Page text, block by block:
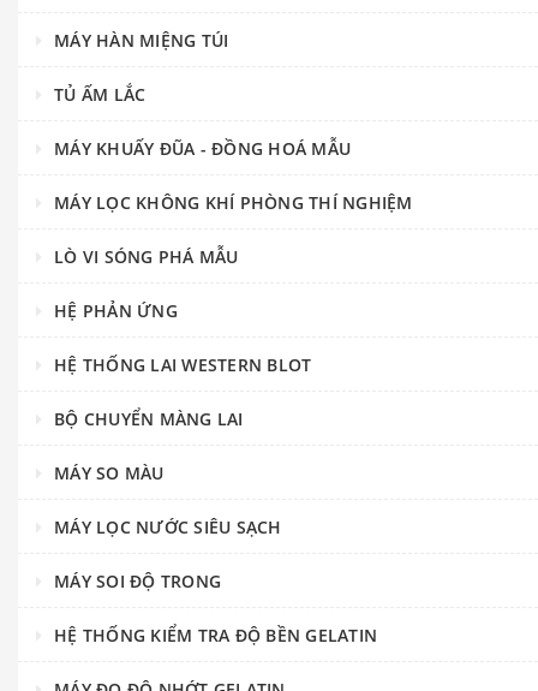
MÁY HÀN MIỆNG TÚI
TỦ ẤM LẮC
MÁY KHUẤY ĐŨA - ĐỒNG HOÁ MẪU
MÁY LỌC KHÔNG KHÍ PHÒNG THÍ NGHIỆM
LÒ VI SÓNG PHÁ MẪU
HỆ PHẢN ỨNG
HỆ THỐNG LAI WESTERN BLOT
BỘ CHUYỂN MÀNG LAI
MÁY SO MÀU
MÁY LỌC NƯỚC SIÊU SẠCH
MÁY SOI ĐỘ TRONG
HỆ THỐNG KIỂM TRA ĐỘ BỀN GELATIN